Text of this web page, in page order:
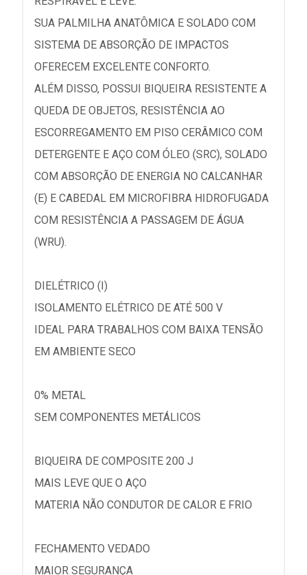
SUA PALMILHA ANATÔMICA E SOLADO COM
SISTEMA DE ABSORÇÃO DE IMPACTOS
OFERECEM EXCELENTE CONFORTO.
ALÉM DISSO, POSSUI BIQUEIRA RESISTENTE A
QUEDA DE OBJETOS, RESISTÊNCIA AO
ESCORREGAMENTO EM PISO CERÂMICO COM
DETERGENTE E AÇO COM ÓLEO (SRC), SOLADO
COM ABSORÇÃO DE ENERGIA NO CALCANHAR
(E) E CABEDAL EM MICROFIBRA HIDROFUGADA
COM RESISTÊNCIA A PASSAGEM DE ÁGUA
(WRU).
DIELÉTRICO (I)
ISOLAMENTO ELÉTRICO DE ATÉ 500 V
IDEAL PARA TRABALHOS COM BAIXA TENSÃO
EM AMBIENTE SECO
0% METAL
SEM COMPONENTES METÁLICOS
BIQUEIRA DE COMPOSITE 200 J
MAIS LEVE QUE O AÇO
MATERIA NÃO CONDUTOR DE CALOR E FRIO
FECHAMENTO VEDADO
MAIOR SEGURANÇA